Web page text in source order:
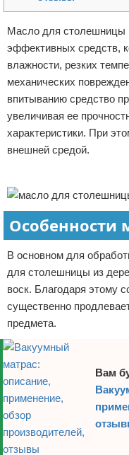
Коммунальные
Сантехника
Безопасность
Стройматериалы
Масло для столешницы
эффективных средств,
влажности, резких
механических
впитыванию средство
увеличивая ее
характеристики. При
внешней средой.
Особенности
В основном для
для столешницы из
воск. Благодаря этому
существенно
предмета.
Вам